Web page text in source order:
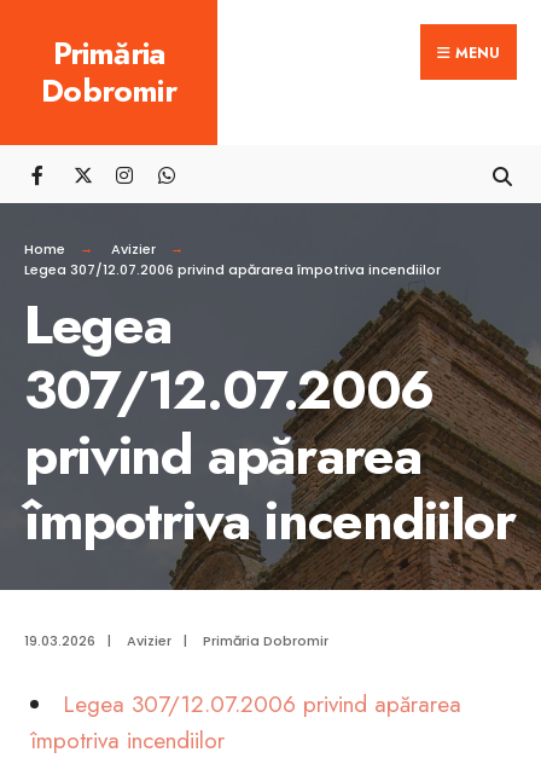
content
Primăria
Dobromir
MENU
Home
Avizier
Legea 307/12.07.2006 privind apărarea împotriva incendiilor
Legea
307/12.07.2006
privind apărarea
împotriva incendiilor
19.03.2026 | Avizier | Primăria Dobromir
Legea 307/12.07.2006 privind apărarea
împotriva incendiilor
for: